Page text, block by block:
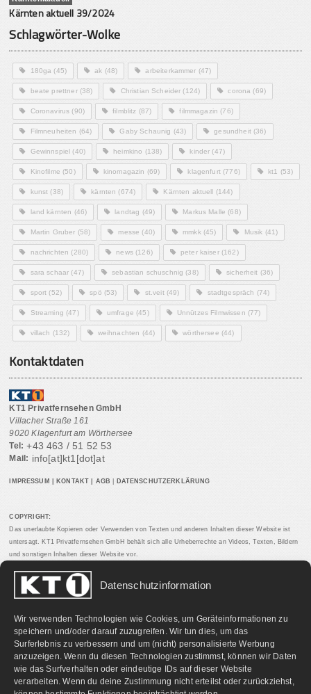
Datenschutzinformation
Wir verwenden Technologien wie Cookies, um Geräteinformationen zu
speichern und/oder darauf zuzugreifen. Wir tun dies, um das
Surferlebnis zu verbessern und um (nicht) personalisierte Werbung
anzuzeigen. Wenn du diesen Technologien zustimmst, können wir Daten
wie das Surfverhalten oder eindeutige IDs auf dieser Website
verarbeiten. Wenn du deine Zustimmung nicht erteilst oder zurückziehst,
Kärnten aktuell 39/2024
Schlagwörter-Wolke
180ga (45) ak (48) arbeiterkammer (47)
beate prettner(38) Christian Scheider (124) corona (69)
Coronavirus (90) filmblitz (87) filmmagazin (76)
Filmneuheiten (64) Gaby Schaunig (43) gesundheit(36)
Gewinnspiel (40) heimkino (138) kinder (47)
Kinofilme (50) kinomagazin (69) klagenfurt(776) kt1 (53)
kunst (38) kärnten (674) Kärnten aktuell (144)
land kärnten (46) landtag (49) Markus Malle (68)
Martin Gruber (58) messe (40) mmkk(45) Musik (41)
nachrichten (280) news(126) peter kaiser(162)
sara schaar (47) sebastian schuschnig (38) sicherheit (36)
sport (52) spö (53) st.veit(49) stadtgespräch (74)
Streaming (47) umfrage (45) Unnützes Filmwissen (77)
villach (132) weihnachten (44) wörthersee (44)
Kontaktdaten
KT1 Privatfernsehen GmbH
Villacher Straße 161
9020 Klagenfurt am Wörthersee
Tel: +43 463 / 51 52 53
Mail: info[at]kt1[dot]at
IMPRESSUM KONTAKT AGB DATENSCHUTZERKLÄRUNG
COPYRIGHT:
Das unerlaubte Kopieren oder Verwenden von Texten und anderen Inhalten dieser Website ist
untersagt. KT1 Privatfernsehen GmbH behält sich alle Urheberrechte an Videos, Texten, Bildern
und sonstigen Inhalten dieser Website vor.
PARTNERLINKS: